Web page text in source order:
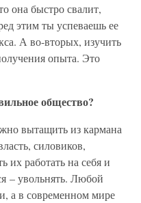
она быстро свалит,
этим ты успеваешь ее
А во-вторых, изучить
опыта. Это
общество?
вытащить из кармана
силовиков,
их работать на себя и
– увольнять. Любой
а в современном мире